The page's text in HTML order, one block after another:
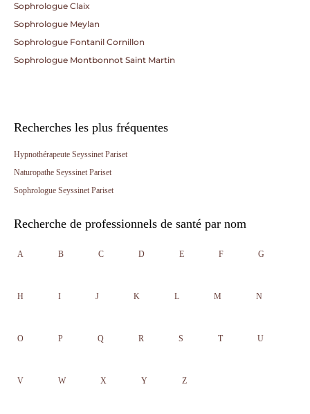
Sophrologue Claix
Sophrologue Meylan
Sophrologue Fontanil Cornillon
Sophrologue Montbonnot Saint Martin
Recherches les plus fréquentes
Hypnothérapeute Seyssinet Pariset
Naturopathe Seyssinet Pariset
Sophrologue Seyssinet Pariset
Recherche de professionnels de santé par nom
A B C D E F G
H I J K L M N
O P Q R S T U
V W X Y Z